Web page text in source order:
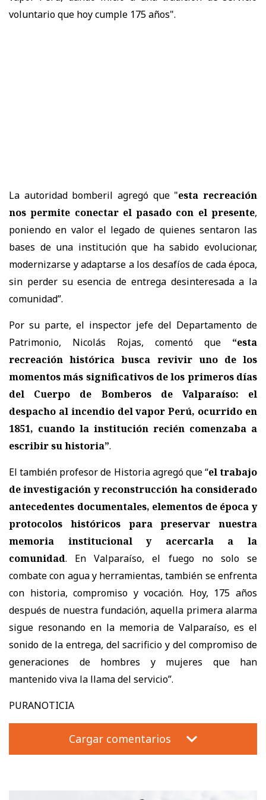
voluntario que hoy cumple 175 años".
La autoridad bomberil agregó que "esta recreación
nos permite conectar el pasado con el presente,
poniendo en valor el legado de quienes sentaron las
bases de una institución que ha sabido evolucionar,
modernizarse y adaptarse a los desafíos de cada época,
sin perder su esencia de entrega desinteresada a la
comunidad”.
Por su parte, el inspector jefe del Departamento de
Patrimonio, Nicolás Rojas, comentó que
“esta
recreación histórica busca revivir uno de los
momentos más significativos de los primeros días
del Cuerpo de Bomberos de Valparaíso: el
despacho al incendio del vapor Perú, ocurrido en
1851, cuando la institución recién comenzaba a
escribir su historia”.
El también profesor de Historia agregó que “el trabajo
de investigación y reconstrucción ha considerado
antecedentes documentales, elementos de época y
protocolos históricos para preservar nuestra
memoria institucional y acercarla a la
comunidad. En Valparaíso, el fuego no solo se
combate con agua y herramientas, también se enfrenta
con historia, compromiso y vocación. Hoy, 175 años
después de nuestra fundación, aquella primera alarma
sigue resonando en la memoria de Valparaíso, es el
sonido de la entrega, del sacrificio y del compromiso de
generaciones de hombres y mujeres que han
mantenido viva la llama del servicio”.
PURANOTICIA
Cargar comentarios